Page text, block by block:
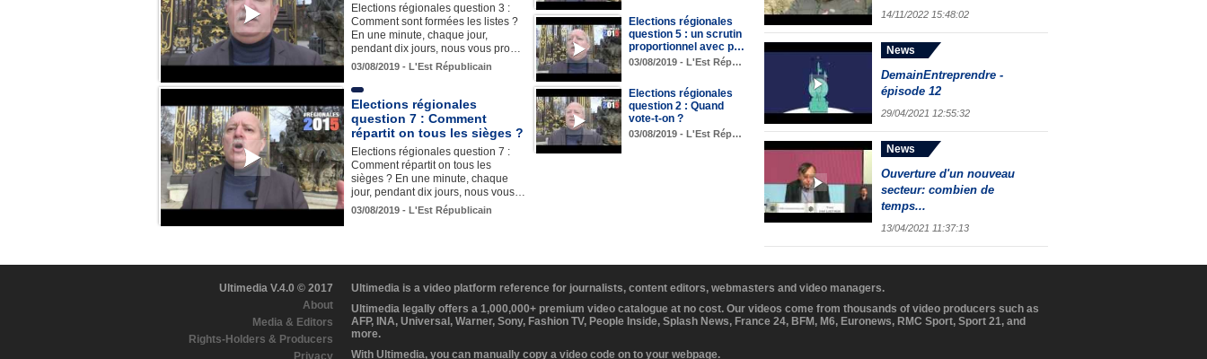
Elections régionales question 3 :
Comment sont formées les listes ?
En une minute, chaque jour,
pendant dix jours, nous vous pro…
03/08/2019 - L'Est Républicain
Elections régionales
question 5 : un scrutin
proportionnel avec p…
03/08/2019 - L'Est Rép…
Elections régionales
question 7 : Comment
répartit on tous les sièges ?
Elections régionales question 7 :
Comment répartit on tous les
sièges ? En une minute, chaque
jour, pendant dix jours, nous vous…
03/08/2019 - L'Est Républicain
Elections régionales
question 2 : Quand
vote-t-on ?
03/08/2019 - L'Est Rép…
14/11/2022 15:48:02
News
DemainEntreprendre -
épisode 12
29/04/2021 12:55:32
News
Ouverture d'un nouveau
secteur: combien de
temps...
13/04/2021 11:37:13
Ultimedia V.4.0 © 2017
About
Media & Editors
Rights-Holders & Producers
Privacy
Ultimedia is a video platform reference for journalists, content editors, webmasters and video managers.
Ultimedia legally offers a 1,000,000+ premium video catalogue at no cost. Our videos come from thousands of video producers such as
AFP, INA, Universal, Warner, Sony, Fashion TV, People Inside, Splash News, France 24, BFM, M6, Euronews, RMC Sport, Sport 21, and
more.
With Ultimedia, you can manually copy a video code on to your webpage.